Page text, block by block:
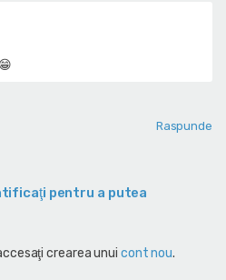
Raspunde
pentru a putea
crearea unui cont nou.